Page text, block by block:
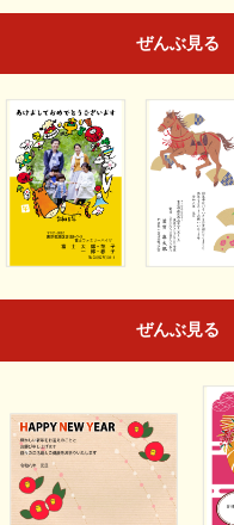
ぜんぶ見る
ぜんぶ見る